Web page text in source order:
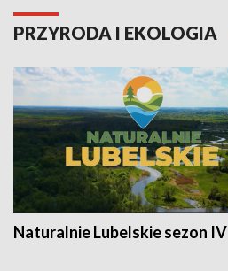
PRZYRODA I EKOLOGIA
Naturalnie Lubelskie sezon IV